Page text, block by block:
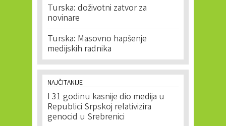
Turska: doživotni zatvor za
novinare
Turska: Masovno hapšenje
medijskih radnika
NAJČITANIJE
I 31 godinu kasnije dio medija u
Republici Srpskoj relativizira
genocid u Srebrenici